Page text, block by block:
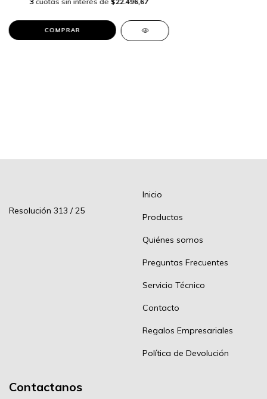
Resolución 313 / 25
Inicio
Productos
Quiénes somos
Preguntas Frecuentes
Servicio Técnico
Contacto
Regalos Empresariales
Política de Devolución
Contactanos